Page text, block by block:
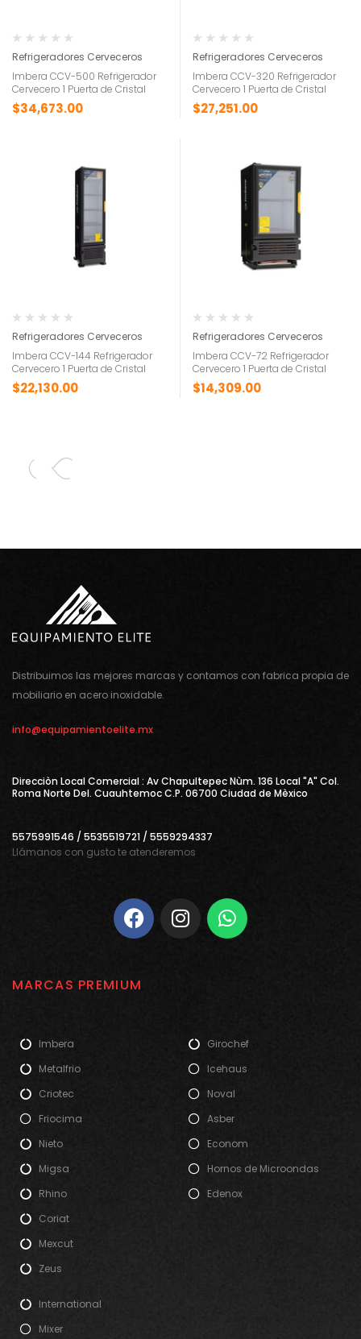
Refrigeradores Cerveceros
Imbera CCV-500 Refrigerador
Cervecero 1 Puerta de Cristal
$34,673.00
Refrigeradores Cerveceros
Imbera CCV-320 Refrigerador
Cervecero 1 Puerta de Cristal
$27,251.00
Refrigeradores Cerveceros
Imbera CCV-144 Refrigerador
Cervecero 1 Puerta de Cristal
$22,130.00
Refrigeradores Cerveceros
Imbera CCV-72 Refrigerador
Cervecero 1 Puerta de Cristal
$14,309.00
Distribuimos las mejores marcas y contamos con fabrica propia de
mobiliario en acero inoxidable.
info@equipamientoelite.mx
Direcciòn Local Comercial : Av Chapultepec Nùm. 136 Local "A" Col.
Roma Norte Del. Cuauhtemoc C.P. 06700 Ciudad de Mèxico
5575991546 / 5535519721 / 5559294337
Llámanos con gusto te atenderemos
MARCAS PREMIUM
Imbera
Metalfrio
Criotec
Friocima
Nieto
Migsa
Rhino
Coriat
Mexcut
Zeus
Girochef
Icehaus
Noval
Asber
Econom
Hornos de Microondas
Edenox
International
Mixer